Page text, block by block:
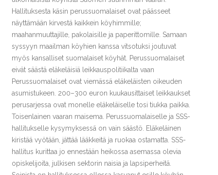
Hallituksesta käsin perussuomalaiset ovat päässeet
näyttämään kirvestä kaikkein köyhimmille;
maahanmuuttajille, pakolaisille ja paperittomille. Samaan
syssyyn maailman köyhien kanssa vitsotuksi joutuvat
myös kansalliset suomalaiset köyhät. Perussuomalaiset
eivät säästä eläkeläisiä leikkauspolitiikalta vaan
Perussuomalaiset ovat viemässä eläkeläisten oikeuden
asumistukeen. 200–300 euron kuukausittaiset leikkaukset
perusarjessa ovat monelle eläkeläiselle tosi tiukka paikka.
Toisenlainen vaaran maisema. Perussuomalaiselle ja SSS-
hallitukselle kysymyksessä on vain säästö. Eläkeläinen
kiristää vyötään, jättää lääkkeitä ja ruokaa ostamatta. SSS-
hallitus kurittaa jo ennestään heikossa asemassa olevia
opiskelijoita, julkisen sektorin naisia ja lapsiperheitä.